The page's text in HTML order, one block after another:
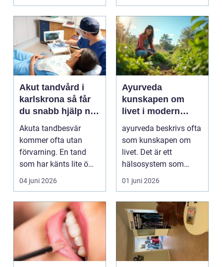
Akut tandvård i
karlskrona så får
du snabb hjälp när
tanden krisar
Akuta tandbesvär
kommer ofta utan
förvarning. En tand
som har känts lite öm
kan plötsligt göra så
on...
04 juni 2026
Ayurveda
kunskapen om
livet i modern
vardag
ayurveda beskrivs ofta
som kunskapen om
livet. Det är ett
hälsosystem som
betonar balans, helhet
och...
01 juni 2026